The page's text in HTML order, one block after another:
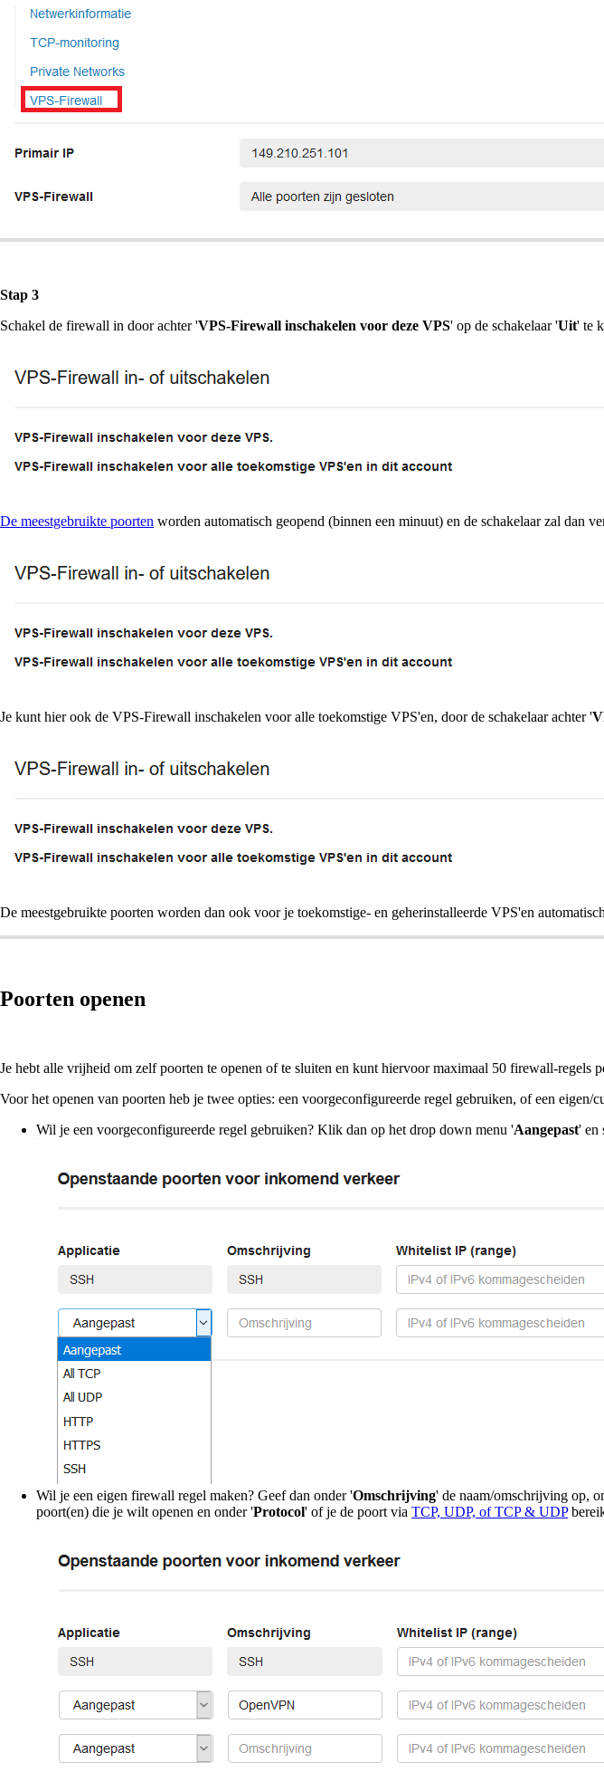
Stap 3
Schakel de firewall in door achter 'VPS-Firewall inschakelen voor deze VPS' op de schakelaar 'Uit' te
De meestgebruikte poorten worden automatisch geopend (binnen een minuut) en de schakelaar zal dan
Je kunt hier ook de VPS-Firewall inschakelen voor alle toekomstige VPS'en, door de schakelaar achter '
De meestgebruikte poorten worden dan ook voor je toekomstige- en geherinstalleerde VPS'en
Poorten openen
Je hebt alle vrijheid om zelf poorten te openen of te sluiten en kunt hiervoor maximaal 50 firewall-regels
Voor het openen van poorten heb je twee opties: een voorgeconfigureerde regel gebruiken, of een eigen/
Wil je een voorgeconfigureerde regel gebruiken? Klik dan op het drop down menu 'Aangepast' en
Wil je een eigen firewall regel maken? Geef dan onder 'Omschrijving' de naam/omschrijving op,
poort(en) die je wilt openen en onder 'Protocol' of je de poort via TCP, UDP, of TCP & UDP